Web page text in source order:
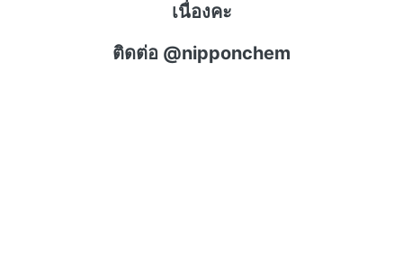
เนื่องคะ
ติดต่อ @nipponchem